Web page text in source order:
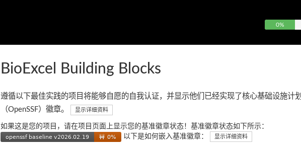
0%
BioExcel Building Blocks
遵循以下最佳实践的项目将能够自愿的自我认证，并显示他们已经实现了核心基础设施计划
（OpenSSF）徽章。
显示详细资料
如果这是您的项目，请在项目页面上显示您的基准徽章状态！基准徽章状态如下所示：
以下是如何嵌入基准徽章：
显示详细资料